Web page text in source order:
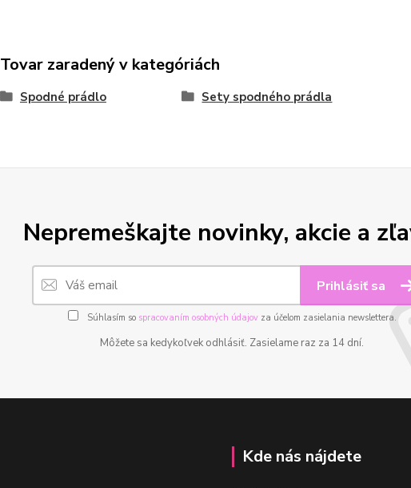
Tovar zaradený v kategóriách
Spodné prádlo Sety spodného prádla
Nepremeškajte novinky, akcie a
Prihlásiť sa
Súhlasím so spracovaním osobných údajovza účelom zasielania newslettera.
Môžete sa kedykoľvek odhlásiť. Zasielame raz za 14 dní.
Kde nás nájdete